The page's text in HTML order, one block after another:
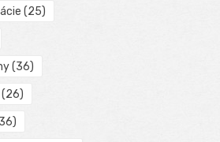
(25)
(36)